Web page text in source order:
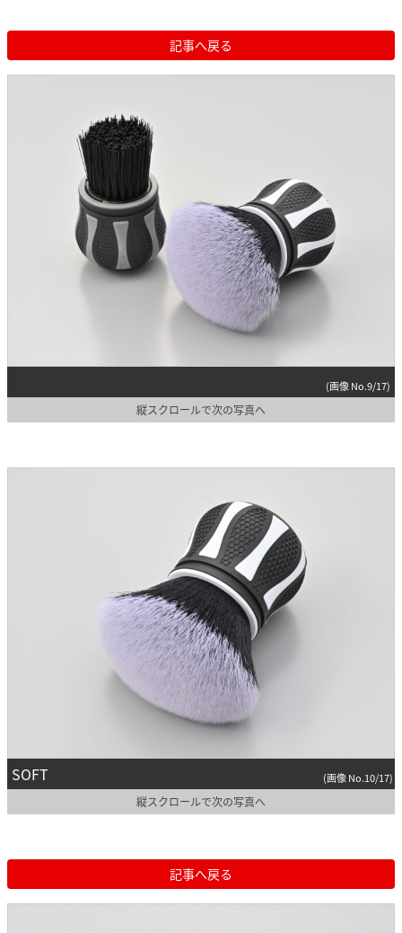
記事へ戻る
(画像 No.9/17)
縦スクロールで次の写真へ
SOFT (画像 No.10/17)
縦スクロールで次の写真へ
記事へ戻る